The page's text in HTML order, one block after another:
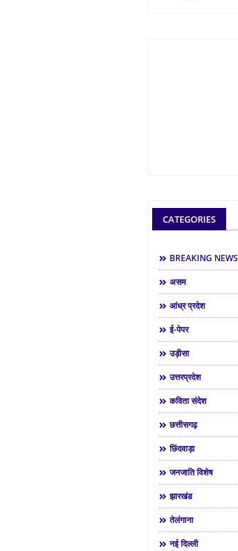
CATEGORIES
BREAKING NEWS
असम
आंध्र प्रदेश
ई-पेपर
उड़ीसा
उत्तरप्रदेश
कविता संदेश
छत्तीसगढ़
छिंदवाड़ा
जनजाति विशेष
झारखंड
तेलंगाना
नई दिल्ली